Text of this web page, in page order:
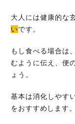
大人には健康的な
いです。
もし食べる場合は
むように伝え、便
ょう。
基本は消化しやす
をおすすめします。